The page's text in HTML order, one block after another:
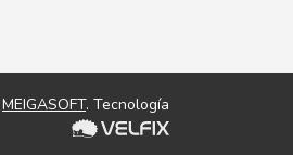
MEIGASOFT. Tecnología